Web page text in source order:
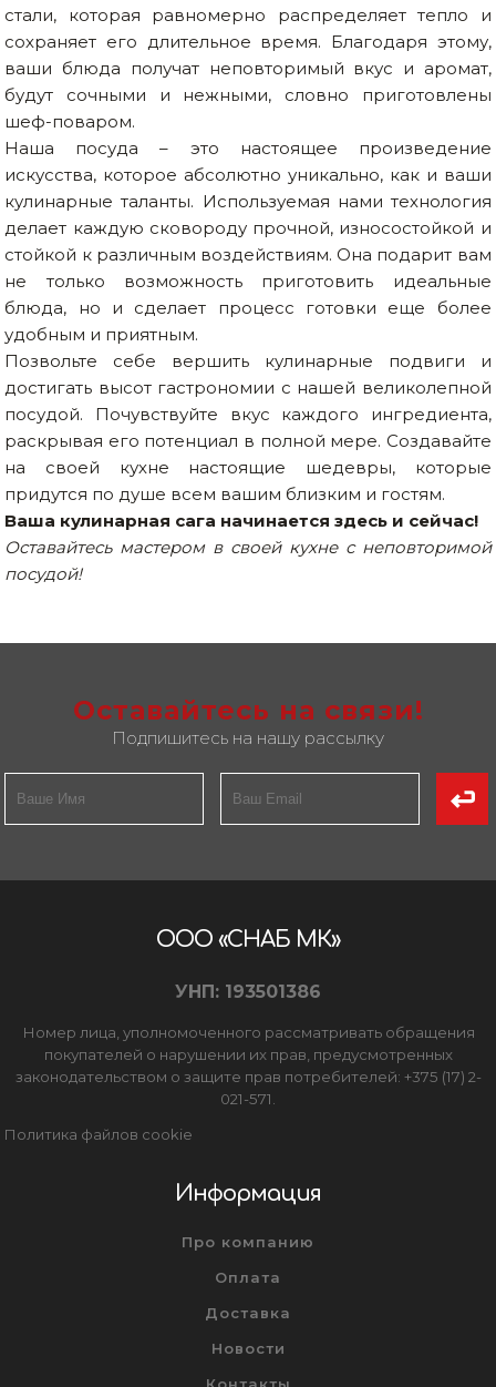
стали, которая равномерно распределяет тепло и
сохраняет его длительное время. Благодаря этому,
ваши блюда получат неповторимый вкус и аромат,
будут сочными и нежными, словно приготовлены
шеф-поваром.
Наша посуда – это настоящее произведение
искусства, которое абсолютно уникально, как и ваши
кулинарные таланты. Используемая нами технология
делает каждую сковороду прочной, износостойкой и
стойкой к различным воздействиям. Она подарит вам
не только возможность приготовить идеальные
блюда, но и сделает процесс готовки еще более
удобным и приятным.
Позвольте себе вершить кулинарные подвиги и
достигать высот гастрономии с нашей великолепной
посудой. Почувствуйте вкус каждого ингредиента,
раскрывая его потенциал в полной мере. Создавайте
на своей кухне настоящие шедевры, которые
придутся по душе всем вашим близким и гостям.
Ваша кулинарная сага начинается здесь и сейчас!
Оставайтесь мастером в своей кухне с неповторимой
посудой!
Оставайтесь на связи!
Подпишитесь на нашу рассылку
ООО «СНАБ МК»
УНП: 193501386
Номер лица, уполномоченного рассматривать обращения
покупателей о нарушении их прав, предусмотренных
законодательством о защите прав потребителей: +375 (17) 2-
021-571.
Политика файлов cookie
Информация
Про компанию
Оплата
Доставка
Новости